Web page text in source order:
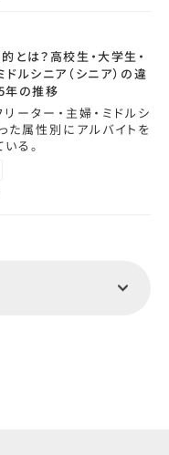
とは？高校生・大学生・
ドルシニア（シニア）の違
年の推移
ーター・主婦・ミドルシ
た属性別にアルバイトを
る。